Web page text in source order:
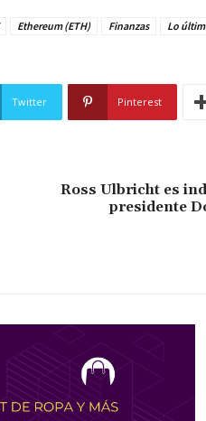
Ethereum (ETH) Finanzas Lo
Twitter Pinterest
Ross Ulbricht es
presidente